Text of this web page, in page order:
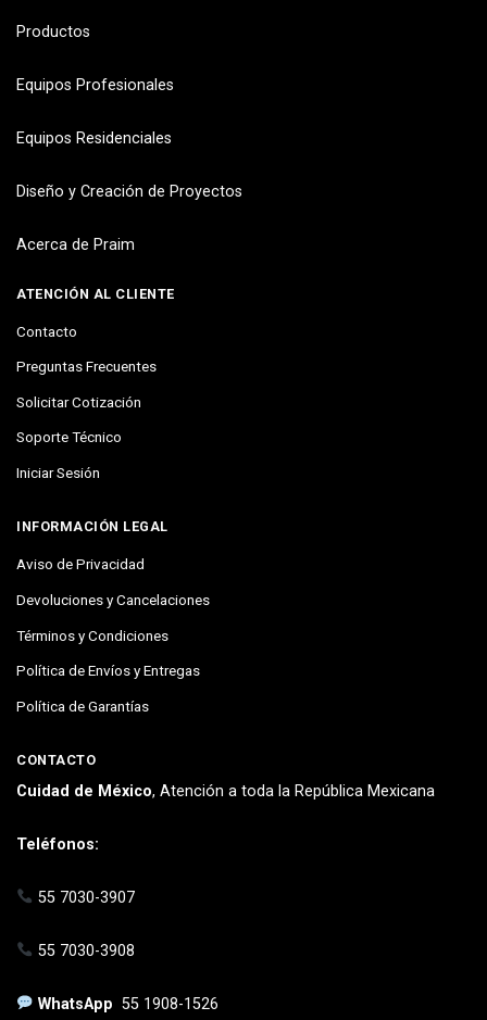
Productos
Equipos Profesionales
Equipos Residenciales
Diseño y Creación de Proyectos
Acerca de Praim
ATENCIÓN AL CLIENTE
Contacto
Preguntas Frecuentes
Solicitar Cotización
Soporte Técnico
Iniciar Sesión
INFORMACIÓN LEGAL
Aviso de Privacidad
Devoluciones y Cancelaciones
Términos y Condiciones
Política de Envíos y Entregas
Política de Garantías
CONTACTO
Cuidad de México, Atención a toda la República Mexicana
Teléfonos:
55 7030-3907
55 7030-3908
WhatsApp55 1908-1526